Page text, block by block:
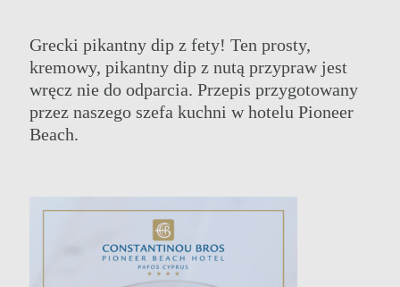
Grecki pikantny dip z fety! Ten prosty,
kremowy, pikantny dip z nutą przypraw jest
wręcz nie do odparcia. Przepis przygotowany
przez naszego szefa kuchni w hotelu Pioneer
Beach.